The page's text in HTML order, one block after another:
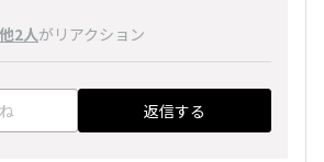
他2人がリアクション
返信する